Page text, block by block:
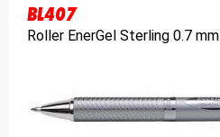
BL407
Roller EnerGel Sterling 0.7 mm